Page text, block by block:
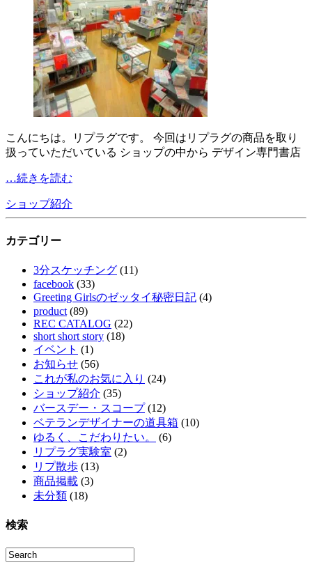
こんにちは。リプラグです。 今回はリプラグの商品を取り
扱っていただいている ショップの中から デザイン専門書店
…続きを読む
ショップ紹介
カテゴリー
3分スケッチング (11)
facebook (33)
Greeting Girlsのゼッタイ秘密日記 (4)
product (89)
REC CATALOG (22)
short short story (18)
イベント (1)
お知らせ (56)
これが私のお気に入り (24)
ショップ紹介 (35)
バースデー・スコープ(12)
ベテランデザイナーの道具箱 (10)
ゆるく、こだわりたい。
(6)
リプラグ実験室 (2)
リプ散歩 (13)
商品掲載 (3)
未分類 (18)
検索